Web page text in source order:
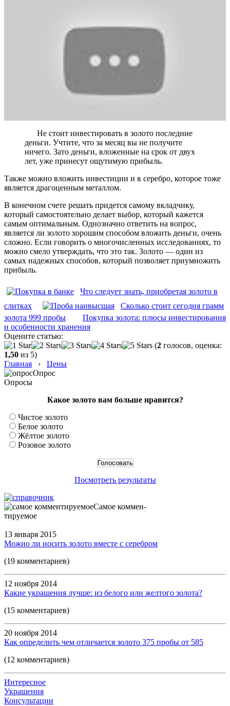
Не стоит инвестировать в золото последние
деньги. Учтите, что за месяц вы не получите
ничего. Зато деньги, вложенные на срок от двух
лет, уже принесут ощутимую прибыль.
Также можно вложить инвестиции и в серебро, которое тоже
является драгоценным металлом.
В конечном счете решать придется самому вкладчику,
который самостоятельно делает выбор, который кажется
самым оптимальным. Однозначно ответить на вопрос,
является ли золото хорошим способом вложить деньги, очень
сложно. Если говорить о многочисленных исследованиях, то
можно смело утверждать, что это так. Золото — один из
самых надежных способов, который позволяет приумножить
прибыль.
Что следует знать, приобретая золото в
слитках
Сколько стоит сегодня грамм
золота 999 пробы
Покупка золота: плюсы инвестирования
и особенности хранения
Оцените статью:
(2 голосов, оценка:
1,50 из 5)
Главная › Цены
Опрос
Опросы
Какое золото вам больше нравится?
Чистое золото
Белое золото
Жёлтое золото
Розовое золото
Посмотреть результаты
Самое коммен-
тируемое
13 января 2015
Можно ли носить золото вместе с серебром
(19 комментариев)
12 ноября 2014
Какие украшения лучше: из белого или желтого золота?
(15 комментариев)
20 ноября 2014
Как определить чем отличается золото 375 пробы от 585
(12 комментариев)
Интересное
Украшения
Консультации